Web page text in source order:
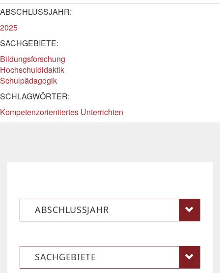
ABSCHLUSSJAHR:
2025
SACHGEBIETE:
Bildungsforschung
Hochschuldidaktik
Schulpädagogik
SCHLAGWÖRTER:
Kompetenzorientiertes Unterrichten
ABSCHLUSSJAHR
SACHGEBIETE